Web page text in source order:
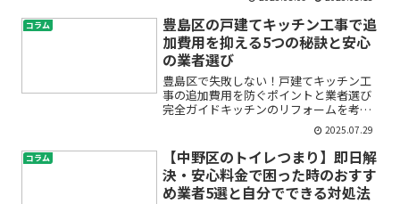
らない」「費用やスケジュール、リスク
が心配」――江東区や東京都内の中小企業・
法人担当者の多くが、...
コラム
豊島区の戸建てキッチン工事で追
加費用を抑える5つの秘訣と安心
の業者選び
豊島区で失敗しない！戸建てキッチン工
事の追加費用を防ぐポイントと業者選び
完全ガイドキッチンのリフォームを考え
ているけれど、「工事費用がいくらかか
るのか不安」「見積りより高くなるって
本当？」「どんな業者に頼めば安心？」
と、たくさんの疑問や心配...
2025.07.29
コラム
【中野区のトイレつまり】即日解
決・安心料金で困った時のおすす
め業者5選と自分でできる対処法